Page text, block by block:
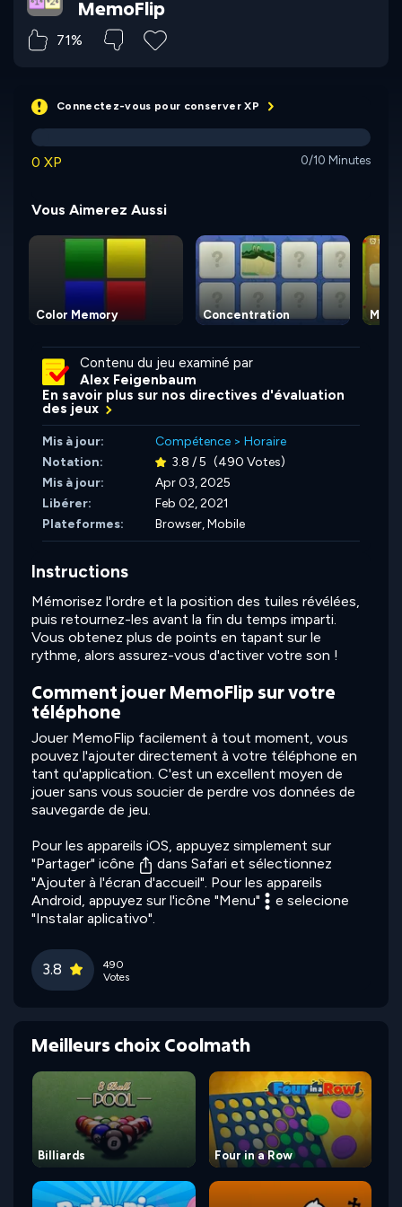
MemoFlip
71%
Connectez-vous pour conserver XP
0 XP 0/10 Minutes
Vous Aimerez Aussi
Color Memory Concentration
Contenu du jeu examiné par
Alex Feigenbaum
En savoir plus sur nos directives d'évaluation
des jeux
Mis à jour: Compétence > Horaire
Notation:
3.8 / 5 (490 Votes)
Mis à jour:
Apr 03, 2025
Libérer:
Feb 02, 2021
Plateformes:
Browser, Mobile
Instructions
Mémorisez l'ordre et la position des tuiles révélées,
puis retournez-les avant la fin du temps imparti.
Vous obtenez plus de points en tapant sur le
rythme, alors assurez-vous d'activer votre son !
Comment jouer MemoFlip sur votre
téléphone
Jouer MemoFlip facilement à tout moment, vous
pouvez l'ajouter directement à votre téléphone en
tant qu'application. C'est un excellent moyen de
jouer sans vous soucier de perdre vos données de
sauvegarde de jeu.
Pour les appareils iOS, appuyez simplement sur
"Partager" icône
dans Safari et sélectionnez
"Ajouter à l'écran d'accueil". Pour les appareils
Android, appuyez sur l'icône "Menu"
e selecione
"Instalar aplicativo".
3.8
490
Votes
Meilleurs choix Coolmath
Billiards Four in a Row